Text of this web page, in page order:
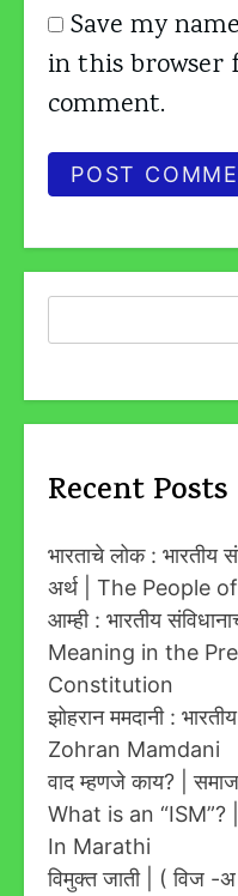
Save my
in this
comment.
Recent Posts
भारताचे लोक : भारतीय
अर्थ | The People
आम्ही : भारतीय
Meaning in the
Constitution
झोहरान ममदानी :
Zohran Mamdani
वाद म्हणजे काय? |
What is an
In Marathi
विमुक्त जाती | ( विज